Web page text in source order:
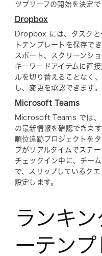
ツブリーフの開始を決定で
Dropbox
Dropbox には、タスクと
トテンプレートを保存で
スポート、スクリーンシ
キーワードアイテムに直
ルを切り替えることなく
し、変更を承認できます。
Microsoft Teams
Microsoft Teams では、
の最新情報を確認できま
順位追跡プロジェクトを
プがリアルタイムでステ
チェックイン中に、チー
で、スリップしているク
設定します。
ランキ
ーテン